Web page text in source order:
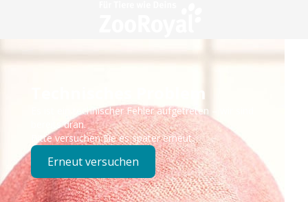
Technisches Problem
Es ist ein technischer Fehler aufgetreten – wir sind
bereits dran.
Bitte versuchen Sie es später erneut.
Erneut versuchen